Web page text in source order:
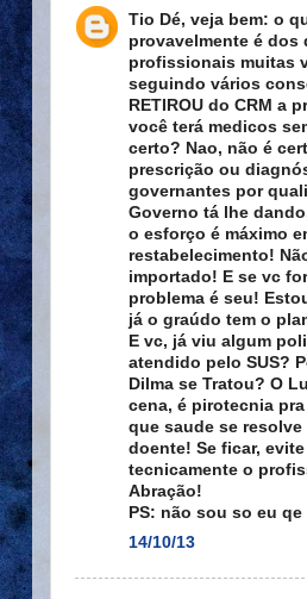
Tio Dé, veja bem: o
provavelmente é dos
profissionais muitas
seguindo vários
RETIROU do CRM a
você terá medicos
certo? Nao, não é
prescrição ou
governantes por
Governo tá lhe
o esforço é máximo
restabelecimento!
importado! E se vc
problema é seu!
já o graúdo tem o
E vc, já viu algum
atendido pelo SUS?
Dilma se Tratou? O
cena, é pirotecnia
que saude se
doente! Se ficar,
tecnicamente o
Abração!
PS: não sou so eu
14/10/13